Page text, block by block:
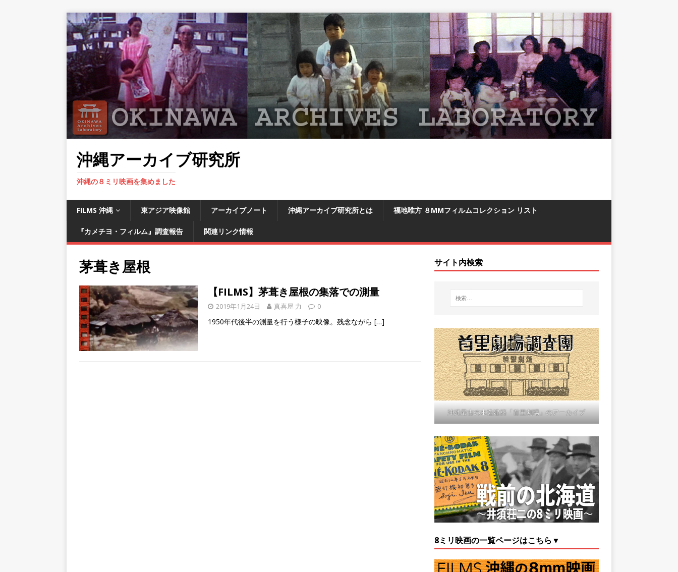
沖縄アーカイブ研究所
沖縄の８ミリ映画を集めました
FILMS 沖縄 東アジア映像館 アーカイブノート 沖縄アーカイブ研究所とは 福地唯方 ８MMフィルムコレクション リスト
『カメチヨ・フィルム』調査報告 関連リンク情報
茅葺き屋根
【FILMS】茅葺き屋根の集落での測量
2019年1月24日 真喜屋 力 0
1950年代後半の測量を行う様子の映像。残念ながら […]
サイト内検索
沖縄最古の木造建築「首里劇場」のアーカイブ
8ミリ映画の一覧ページはこちら▼